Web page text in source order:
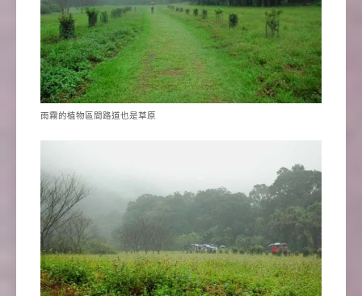
雨霧的植物區間路道也是草原